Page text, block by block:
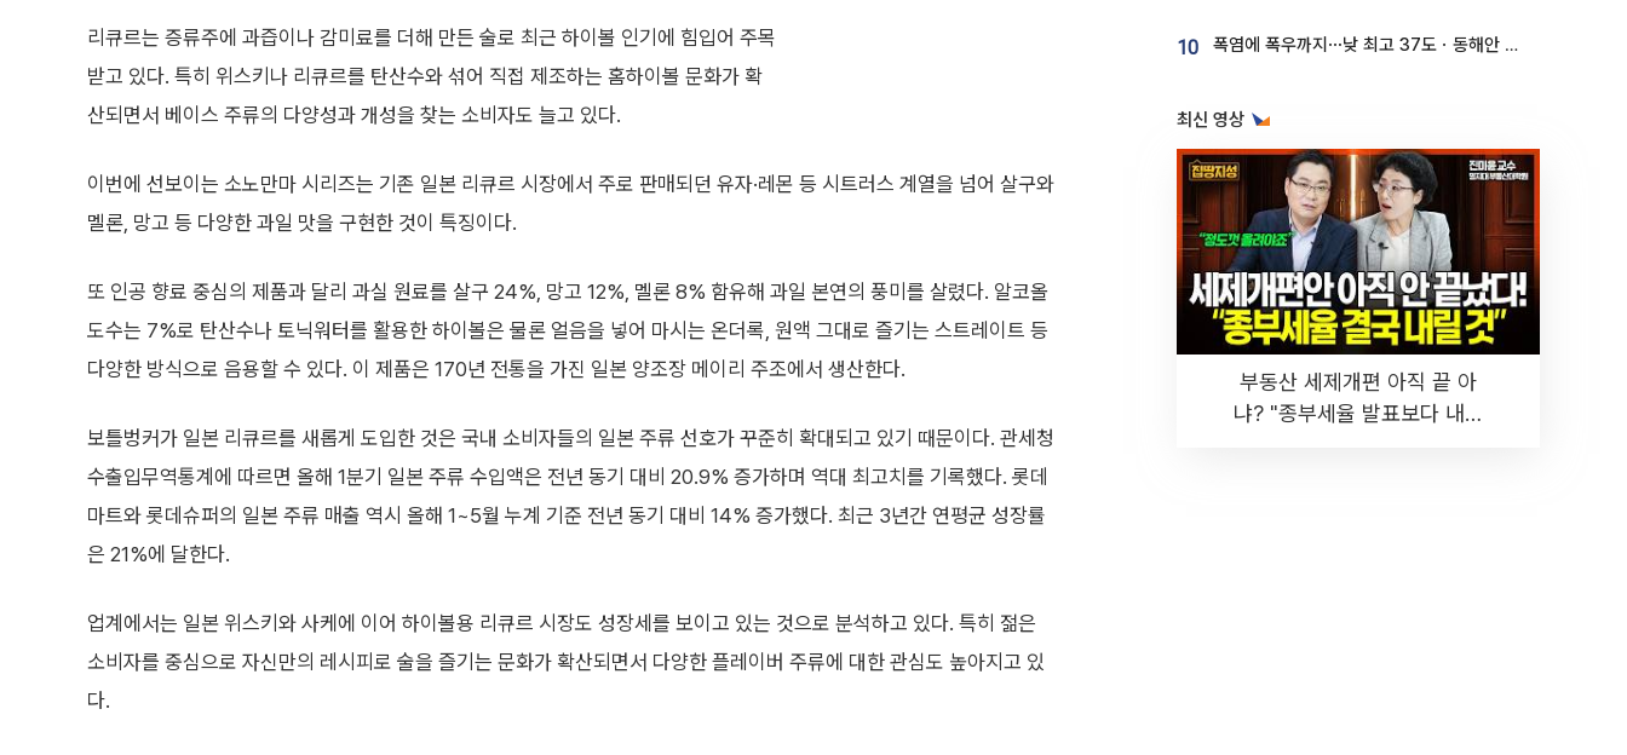
리큐르는 증류주에 과즙이나 감미료를 더해 만든 술로 최근 하이볼 인기에 힘입어 주목
받고 있다. 특히 위스키나 리큐르를 탄산수와 섞어 직접 제조하는 홈하이볼 문화가 확
산되면서 베이스 주류의 다양성과 개성을 찾는 소비자도 늘고 있다.
이번에 선보이는 소노만마 시리즈는 기존 일본 리큐르 시장에서 주로 판매되던 유자·레몬 등 시트러스 계열을 넘어 살구와
멜론, 망고 등 다양한 과일 맛을 구현한 것이 특징이다.
또 인공 향료 중심의 제품과 달리 과실 원료를 살구 24%, 망고 12%, 멜론 8% 함유해 과일 본연의 풍미를 살렸다. 알코올
도수는 7%로 탄산수나 토닉워터를 활용한 하이볼은 물론 얼음을 넣어 마시는 온더록, 원액 그대로 즐기는 스트레이트 등
다양한 방식으로 음용할 수 있다. 이 제품은 170년 전통을 가진 일본 양조장 메이리 주조에서 생산한다.
보틀벙커가 일본 리큐르를 새롭게 도입한 것은 국내 소비자들의 일본 주류 선호가 꾸준히 확대되고 있기 때문이다. 관세청
수출입무역통계에 따르면 올해 1분기 일본 주류 수입액은 전년 동기 대비 20.9% 증가하며 역대 최고치를 기록했다. 롯데
마트와 롯데슈퍼의 일본 주류 매출 역시 올해 1~5월 누계 기준 전년 동기 대비 14% 증가했다. 최근 3년간 연평균 성장률
은 21%에 달한다.
업계에서는 일본 위스키와 사케에 이어 하이볼용 리큐르 시장도 성장세를 보이고 있는 것으로 분석하고 있다. 특히 젊은
소비자를 중심으로 자신만의 레시피로 술을 즐기는 문화가 확산되면서 다양한 플레이버 주류에 대한 관심도 높아지고 있
다.
10 폭염에 폭우까지⋯낮 최고 37도ㆍ동해안 강한 비 [날씨]
최신 영상
부동산 세제개편 아직 끝 아
냐? "종부세율 발표보다 내릴